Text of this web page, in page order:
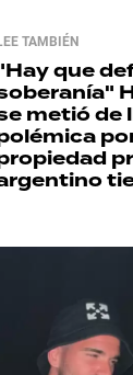
TAMBIÉN
que
metió de